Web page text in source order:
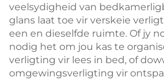
veelsydigheid van
glans laat toe vir verskeie
een en dieselfde ruimte. Of jy
nodig het om jou kas te
verligting vir lees in bed, of
omgewingsverligting vir